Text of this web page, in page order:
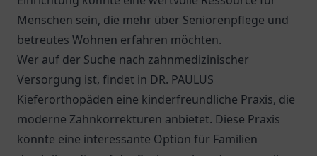
Menschen sein, die mehr über Seniorenpflege und
betreutes Wohnen erfahren möchten.
Wer auf der Suche nach zahnmedizinischer
Versorgung ist, findet in DR. PAULUS
Kieferorthopäden eine kinderfreundliche Praxis, die
moderne Zahnkorrekturen anbietet. Diese Praxis
könnte eine interessante Option für Familien